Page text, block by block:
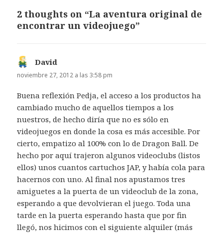
2 thoughts on “La aventura original de
encontrar un videojuego”
David
noviembre 27, 2012 a las 3:58 pm
Buena reflexión Pedja, el acceso a los productos ha
cambiado mucho de aquellos tiempos a los
nuestros, de hecho diría que no es sólo en
videojuegos en donde la cosa es más accesible. Por
cierto, empatizo al 100% con lo de Dragon Ball. De
hecho por aquí trajeron algunos videoclubs (listos
ellos) unos cuantos cartuchos JAP, y había cola para
hacernos con uno. Al final nos apustamos tres
amiguetes a la puerta de un videoclub de la zona,
esperando a que devolvieran el juego. Toda una
tarde en la puerta esperando hasta que por fin
llegó, nos hicimos con el siguiente alquiler (más